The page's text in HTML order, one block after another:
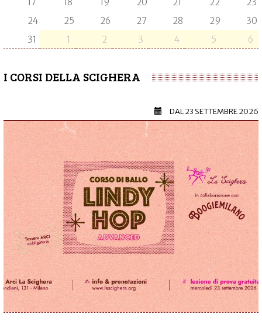
24
25 26 27 28 29
30
31
1 2 3 4 5 6
I CORSI DELLA SCIGHERA
DAL23 SETTEMBRE 2026